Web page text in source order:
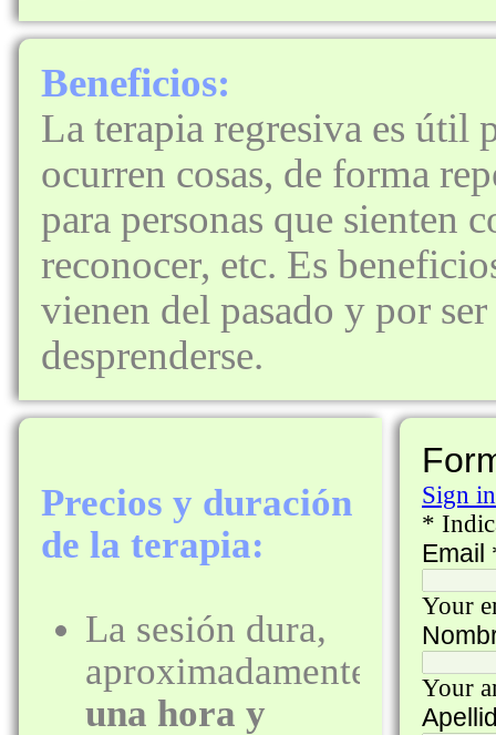
Beneficios:
La terapia regresiva es útil
ocurren cosas, de forma
para personas que sienten
reconocer, etc. Es
vienen del pasado y por
desprenderse.
Precios y duración
de la terapia:
La sesión dura,
aproximadamente,
una hora y